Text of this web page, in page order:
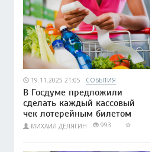
19.11.2025 21:05 СОБЫТИЯ
В Госдуме предложили
сделать каждый кассовый
чек лотерейным билетом
МИХАИЛ ДЕЛЯГИН 993